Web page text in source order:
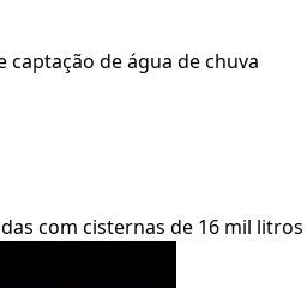
captação de água de chuva
com cisternas de 16 mil litros